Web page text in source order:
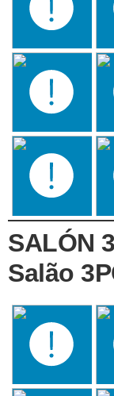
SALÓN
Salão